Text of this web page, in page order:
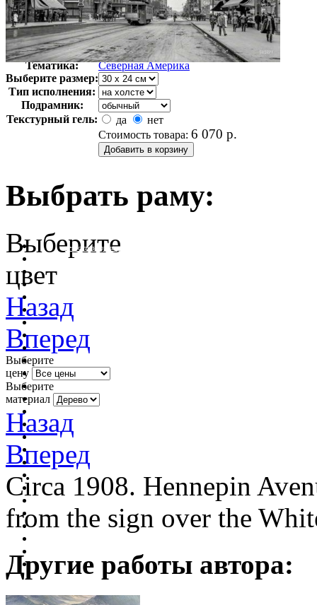
Автор:
Неизвестно
Арт-стиль
Фотография
Тематика:
Северная Америка
Выберите размер:
Тип исполнения:
Подрамник:
Текстурный гель:
да
нет
Стоимость товара: 6 070 р.
Выбрать раму:
очистить фильтр цвета
Выберите
цвет
Назад
Вперед
Выберите
цену
Выберите
материал
Назад
Вперед
Circa 1908. Hennepin
from the sign over the
Другие работы автора: